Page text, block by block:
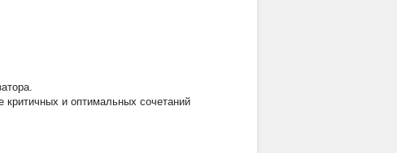
и оптимальных сочетаний